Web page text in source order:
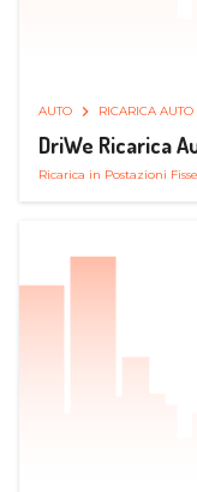
AUTO RICARICA AUTO
DriWe Ricarica
Ricarica in Postazioni Fisse